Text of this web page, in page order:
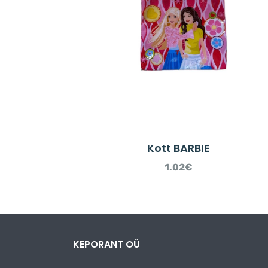
UNDEFINED
ARRAY
KEY
"ARIA-
IN
/DATA01/
CONTENT/
Kott BARBIE
1.02€
KEPORANT OÜ